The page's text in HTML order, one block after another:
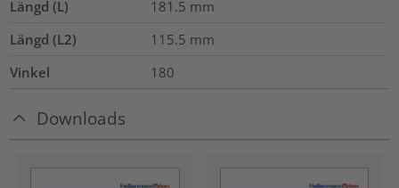
Längd (L) 181.5 mm
Längd (L2)
115.5 mm
Vinkel
180
Downloads